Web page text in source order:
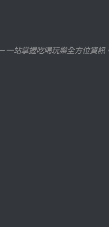
站掌握吃喝玩樂全方位資訊